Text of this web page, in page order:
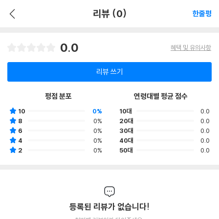
리뷰 (0) 한줄평
0.0 혜택 및 유의사항
리뷰 쓰기
평점 분포
10
0%
8
0%
6
0%
4
0%
2
0%
연령대별 평균 점수
10대
0.0
20대
0.0
30대
0.0
40대
0.0
50대
0.0
등록된 리뷰가 없습니다!